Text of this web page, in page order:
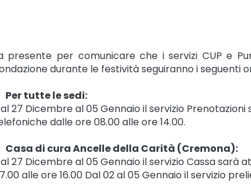
presente per comunicare che i servizi CUP e
durante le festività seguiranno i seguenti
Per tutte le sedi:
27 Dicembre al 05 Gennaio il servizio Prenotazioni
dalle ore 08.00 alle ore 14.00.
Casa di cura Ancelle della Carità (Cremona):
27 Dicembre al 05 Gennaio il servizio Cassa sarà
alle ore 16.00 Dal 02 al 05 Gennaio il servizio